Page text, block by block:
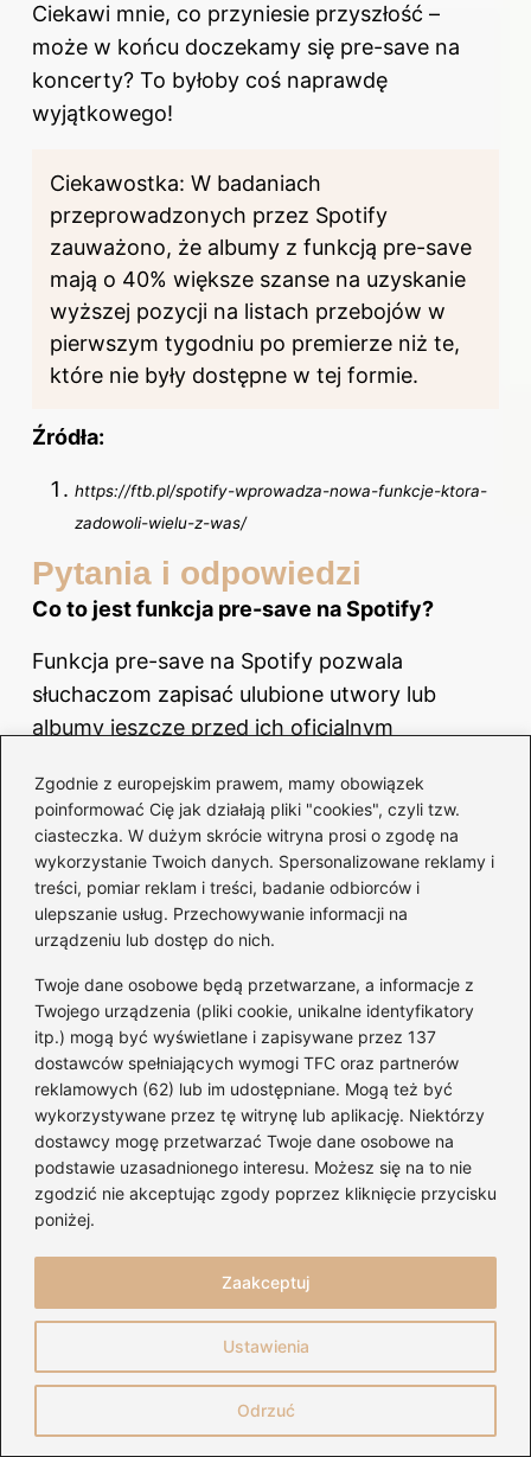
Zgodnie z europejskim prawem, mamy obowiązek
poinformować Cię jak działają pliki "cookies", czyli tzw.
ciasteczka. W dużym skrócie witryna prosi o zgodę na
wykorzystanie Twoich danych. Spersonalizowane reklamy i
treści, pomiar reklam i treści, badanie odbiorców i
ulepszanie usług. Przechowywanie informacji na
urządzeniu lub dostęp do nich.
Twoje dane osobowe będą przetwarzane, a informacje z
Twojego urządzenia (pliki cookie, unikalne identyfikatory
itp.) mogą być wyświetlane i zapisywane przez 137
dostawców spełniających wymogi TFC oraz partnerów
reklamowych (62) lub im udostępniane. Mogą też być
wykorzystywane przez tę witrynę lub aplikację. Niektórzy
dostawcy mogę przetwarzać Twoje dane osobowe na
podstawie uzasadnionego interesu. Możesz się na to nie
zgodzić nie akceptując zgody poprzez kliknięcie przycisku
poniżej.
Ustawienia
Odrzuć
Zaakceptuj
Ciekawi mnie, co przyniesie przyszłość –
może w końcu doczekamy się pre-save na
koncerty? To byłoby coś naprawdę
wyjątkowego!
Ciekawostka: W badaniach
przeprowadzonych przez Spotify
zauważono, że albumy z funkcją pre-save
mają o 40% większe szanse na uzyskanie
wyższej pozycji na listach przebojów w
pierwszym tygodniu po premierze niż te,
które nie były dostępne w tej formie.
Źródła:
https://ftb.pl/spotify-wprowadza-nowa-funkcje-ktora-
zadowoli-wielu-z-was/
Pytania i odpowiedzi
Co to jest funkcja pre-save na Spotify?
Funkcja pre-save na Spotify pozwala
słuchaczom zapisać ulubione utwory lub
albumy jeszcze przed ich oficjalnym
automatycznie ląduje w bibliotece
użytkowników w dniu premiery, eliminując
potrzebę jej poszukiwania.
Jak pre-save wpływa na relacje artystów z
ich fanami?
Dzięki pre-save artyści zyskują cenną
informację o swoich najwierniejszych
słuchaczach, co pozwala im lepiej dostosować
swoje przyszłe wydania. Umożliwia to także
budowanie silniejszej więzi z fanami, którzy
czują się bardziej zaangażowani w proces
twórczy.
Aby ustawić pre-save, należy najpierw
znaleźć swojego ulubionego artystę na
Spotify. Następnie wystarczy kliknąć przycisk
„Pre-save” i zgodzić się na automatyczne